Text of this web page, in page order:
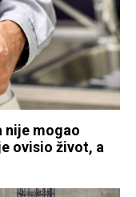
nije mogao
ovisio život, a